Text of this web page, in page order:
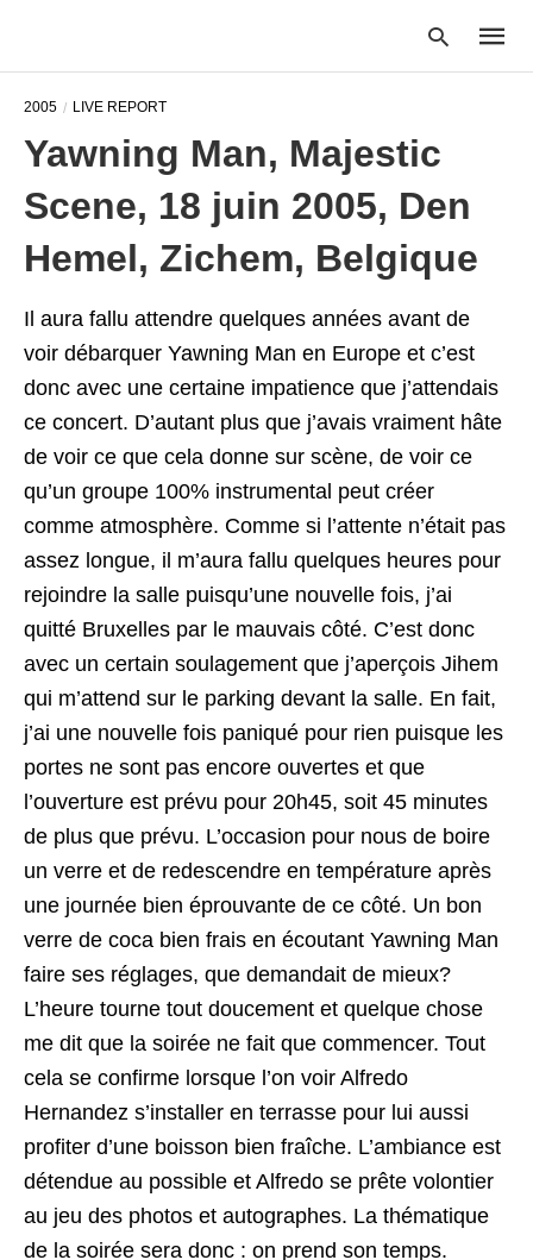
and
2005 LIVE REPORT
Yawning Man, Majestic
Scene, 18 juin 2005, Den
Hemel, Zichem, Belgique
Il aura fallu attendre quelques années avant de
voir débarquer Yawning Man en Europe et c’est
donc avec une certaine impatience que j’attendais
ce concert. D’autant plus que j’avais vraiment hâte
de voir ce que cela donne sur scène, de voir ce
qu’un groupe 100% instrumental peut créer
comme atmosphère. Comme si l’attente n’était pas
assez longue, il m’aura fallu quelques heures pour
rejoindre la salle puisqu’une nouvelle fois, j’ai
quitté Bruxelles par le mauvais côté. C’est donc
avec un certain soulagement que j’aperçois Jihem
qui m’attend sur le parking devant la salle. En fait,
j’ai une nouvelle fois paniqué pour rien puisque les
portes ne sont pas encore ouvertes et que
l’ouverture est prévu pour 20h45, soit 45 minutes
de plus que prévu. L’occasion pour nous de boire
un verre et de redescendre en température après
une journée bien éprouvante de ce côté. Un bon
verre de coca bien frais en écoutant Yawning Man
faire ses réglages, que demandait de mieux?
L’heure tourne tout doucement et quelque chose
me dit que la soirée ne fait que commencer. Tout
cela se confirme lorsque l’on voir Alfredo
Hernandez s’installer en terrasse pour lui aussi
profiter d’une boisson bien fraîche. L’ambiance est
détendue au possible et Alfredo se prête volontier
au jeu des photos et autographes. La thématique
de la soirée sera donc : on prend son temps.